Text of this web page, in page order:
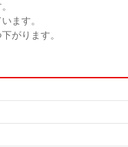
ます。
がります。